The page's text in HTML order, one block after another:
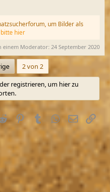
um Bilder als
hier
einem Moderator: 24 September 2020
2 von 2
registrieren, um hier zu
RedditPinterestTumblrWhatsApp
E-MailLink